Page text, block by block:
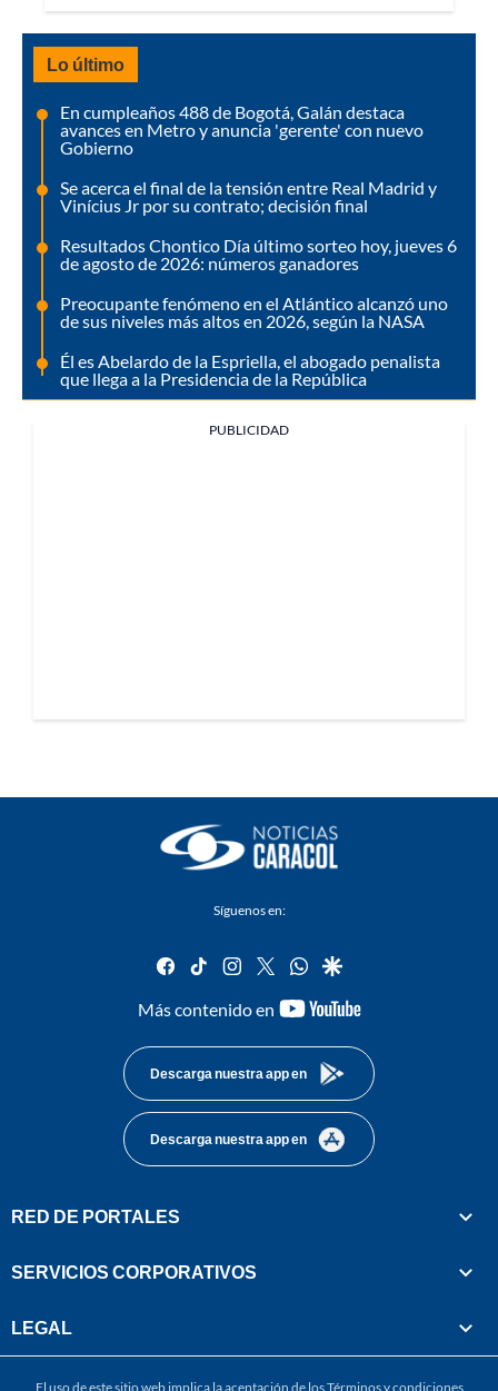
Lo último
En cumpleaños 488 de Bogotá, Galán destaca
avances en Metro y anuncia 'gerente' con nuevo
Gobierno
Se acerca el final de la tensión entre Real Madrid y
Vinícius Jr por su contrato; decisión final
Resultados Chontico Día último sorteo hoy, jueves 6
de agosto de 2026: números ganadores
Preocupante fenómeno en el Atlántico alcanzó uno
de sus niveles más altos en 2026, según la NASA
Él es Abelardo de la Espriella, el abogado penalista
que llega a la Presidencia de la República
PUBLICIDAD
Síguenos en:
facebook
tiktok instagram
twitterwhatsapp
google
Más contenido en
youtube-
Descarga nuestra app en
Descarga nuestra app en
RED DE PORTALES
SERVICIOS CORPORATIVOS
LEGAL
El uso de este sitio web implica la aceptación de losTérminos y condiciones